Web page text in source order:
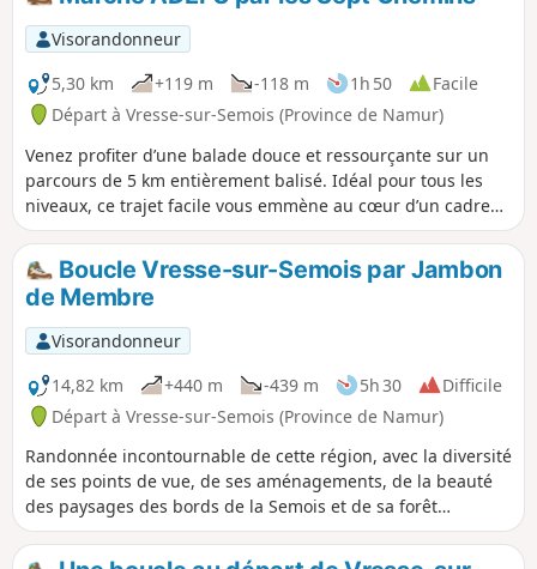
Visorandonneur
5,30 km
+119 m -118 m 1h 50
Facile
Départ à Vresse-sur-Semois (Province de Namur)
Venez profiter d’une balade douce et ressourçante sur un
parcours de 5 km entièrement balisé. Idéal pour tous les
niveaux, ce trajet facile vous emmène au cœur d’un cadre
naturel paisible. C'est un itinéraire parfait pour se
détendre, marcher en famille ou entre amis, et redécouvrir
le plaisir d’une promenade sans effort.
Boucle Vresse-sur-Semois par Jambon
de Membre
Visorandonneur
14,82 km
+440 m -439 m 5h 30
Difficile
Départ à Vresse-sur-Semois (Province de Namur)
Randonnée incontournable de cette région, avec la diversité
de ses points de vue, de ses aménagements, de la beauté
des paysages des bords de la Semois et de sa forêt
ardennaise. Traversée de La Semois sur un pont de claies.
Sentier des légendes. Points de vue, de Saloru, du Jambon